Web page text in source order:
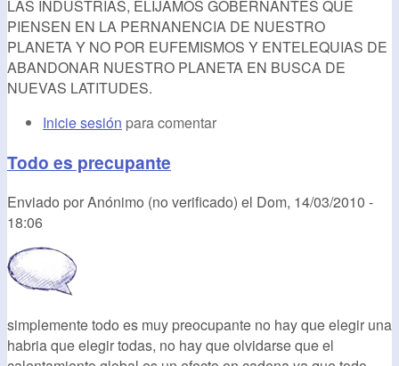
LAS INDUSTRIAS, ELIJAMOS GOBERNANTES QUE
PIENSEN EN LA PERNANENCIA DE NUESTRO
PLANETA Y NO POR EUFEMISMOS Y ENTELEQUIAS DE
ABANDONAR NUESTRO PLANETA EN BUSCA DE
NUEVAS LATITUDES.
Inicie sesión para comentar
Todo es precupante
Enviado porAnónimo (no verificado) el Dom, 14/03/2010 -
18:06
simplemente todo es muy preocupante no hay que elegir una
habria que elegir todas, no hay que olvidarse que el